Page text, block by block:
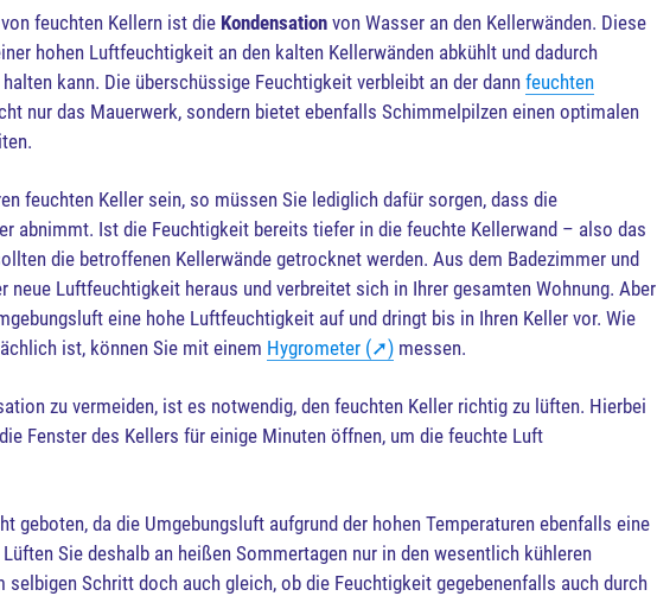
feuchten Kellern ist die Kondensation von Wasser an den Kellerwänden. Diese
hohen Luftfeuchtigkeit an den kalten Kellerwänden abkühlt und dadurch
kann. Die überschüssige Feuchtigkeit verbleibt an der dann feuchten
nur das Mauerwerk, sondern bietet ebenfalls Schimmelpilzen einen optimalen
feuchten Keller sein, so müssen Sie lediglich dafür sorgen, dass die
abnimmt. Ist die Feuchtigkeit bereits tiefer in die feuchte Kellerwand – also das
die betroffenen Kellerwände getrocknet werden. Aus dem Badezimmer und
neue Luftfeuchtigkeit heraus und verbreitet sich in Ihrer gesamten Wohnung. Aber
eine hohe Luftfeuchtigkeit auf und dringt bis in Ihren Keller vor. Wie
ist, können Sie mit einem Hygrometer (➚) messen.
zu vermeiden, ist es notwendig, den feuchten Keller richtig zu lüften. Hierbei
Fenster des Kellers für einige Minuten öffnen, um die feuchte Luft
geboten, da die Umgebungsluft aufgrund der hohen Temperaturen ebenfalls eine
Sie deshalb an heißen Sommertagen nur in den wesentlich kühleren
selbigen Schritt doch auch gleich, ob die Feuchtigkeit gegebenenfalls auch durch